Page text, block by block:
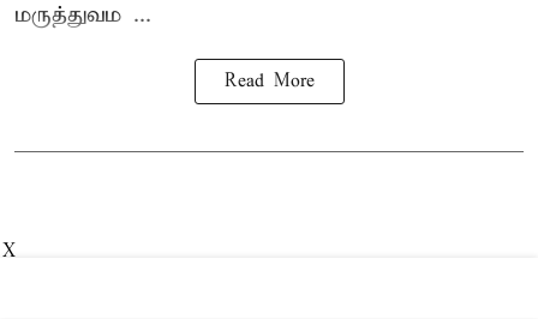
மருத்துவம ...
Read More
X